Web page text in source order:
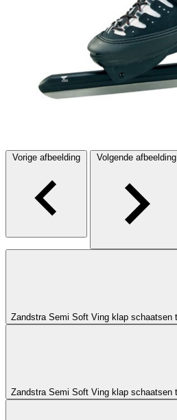
Vorige afbeelding Volgende afbeelding